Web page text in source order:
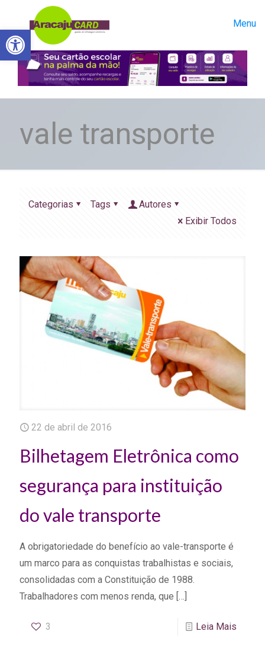
Abrir a barra de ferramentas
Menu
vale transporte
Categorias Tags
Autores
Exibir Todos
22 de abril de 2016
Bilhetagem Eletrônica como
segurança para instituição
do vale transporte
A obrigatoriedade do benefício ao vale-transporte é
um marco para as conquistas trabalhistas e sociais,
consolidadas com a Constituição de 1988.
Trabalhadores com menos renda, que […]
3 Leia Mais